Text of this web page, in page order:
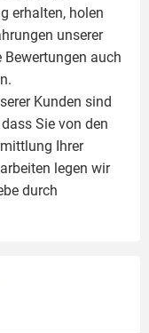
erhalten, holen
unserer
Bewertungen auch
Kunden sind
Sie von den
Ihrer
legen wir
durch